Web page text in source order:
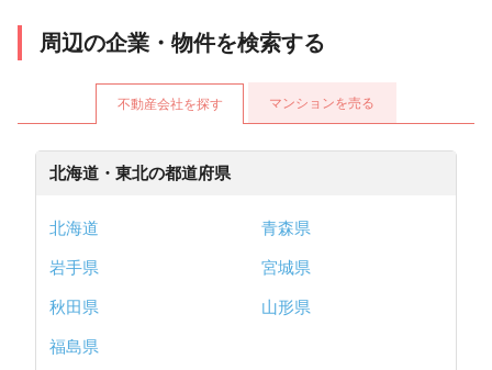
周辺の企業・物件を検索する
不動産会社を探す マンションを売る
北海道・東北の都道府県
北海道
青森県
岩手県
宮城県
秋田県
山形県
福島県